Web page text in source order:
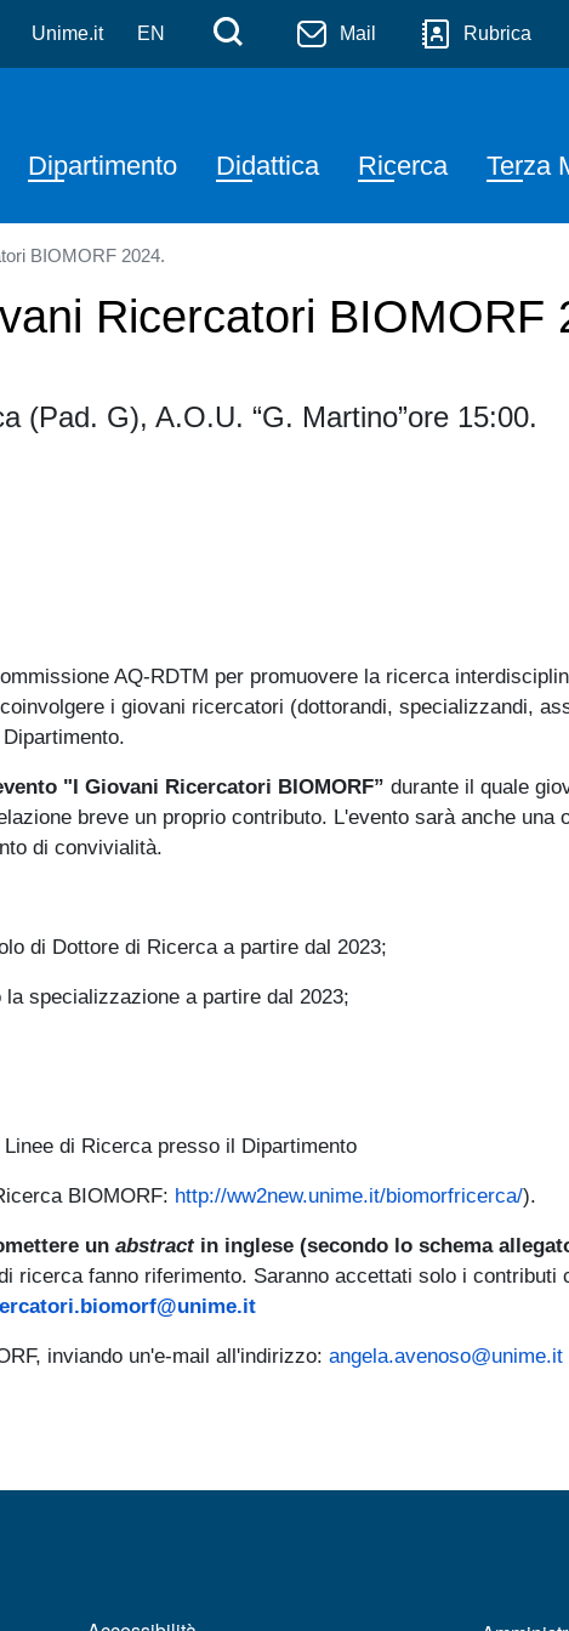
Salta al contenuto principale
odontoiatriche e
Unime.it EN Menù di servizio
Cerca Mail Rubrica
Navigazione principale
Dipartimento Didattica Ricerca Terza
BIOMORF 2024.
Ricercatori BIOMORF
(Pad. G), A.O.U. “G. Martino”ore 15:00.
AQ-RDTM per promuovere la ricerca
i giovani ricercatori (dottorandi, specializzandi,
"I Giovani Ricercatori BIOMORF” durante il quale
breve un proprio contributo. L'evento sarà anche una
di convivialità.
di Dottore di Ricerca a partire dal 2023;
specializzazione a partire dal 2023;
di Ricerca presso il Dipartimento
BIOMORF: http://ww2new.unime.it/biomorfricerca/).
un abstract in inglese (secondo lo schema
ricerca fanno riferimento. Saranno accettati solo i contributi
inviando un'e-mail all'indirizzo: angela.avenoso@unime.it